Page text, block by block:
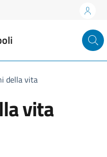
della vita
vita